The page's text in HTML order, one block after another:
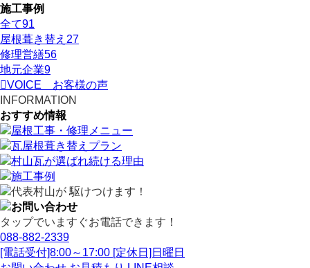
施工事例
全て91
屋根葺き替え 27
修理営繕56
地元企業9
VOICE
お客様の声
INFORMATION
おすすめ情報
タップでいますぐお電話できます！
088-882-2339
[電話受付]8:00～17:00 [定休日]日曜日